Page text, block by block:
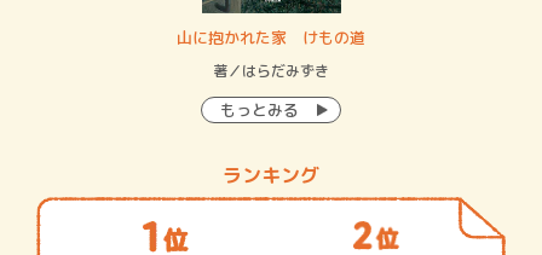
山に抱かれた家 けもの道
著／はらだみずき
もっとみる
ランキング